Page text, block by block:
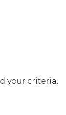
your criteria.